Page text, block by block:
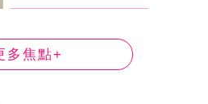
多焦點+